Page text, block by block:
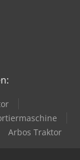
Arbos Traktor